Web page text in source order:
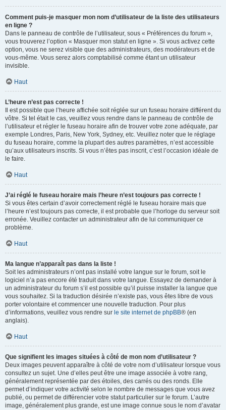
Comment puis-je masquer mon nom d’utilisateur de la liste des utilisateurs
en ligne ?
Dans le panneau de contrôle de l’utilisateur, sous « Préférences du forum »,
vous trouverez l’option « Masquer mon statut en ligne ». Si vous activez cette
option, vous ne serez visible que des administrateurs, des modérateurs et de
vous-même. Vous serez alors comptabilisé comme étant un utilisateur
invisible.
Haut
L’heure n’est pas correcte !
Il est possible que l’heure affichée soit réglée sur un fuseau horaire différent du
vôtre. Si tel était le cas, veuillez vous rendre dans le panneau de contrôle de
l’utilisateur et régler le fuseau horaire afin de trouver votre zone adéquate, par
exemple Londres, Paris, New York, Sydney, etc. Veuillez noter que le réglage
du fuseau horaire, comme la plupart des autres paramètres, n’est accessible
qu’aux utilisateurs inscrits. Si vous n’êtes pas inscrit, c’est l’occasion idéale de
le faire.
Haut
J’ai réglé le fuseau horaire mais l’heure n’est toujours pas correcte !
Si vous êtes certain d’avoir correctement réglé le fuseau horaire mais que
l’heure n’est toujours pas correcte, il est probable que l’horloge du serveur soit
erronée. Veuillez contacter un administrateur afin de lui communiquer ce
problème.
Haut
Ma langue n’apparaît pas dans la liste !
Soit les administrateurs n’ont pas installé votre langue sur le forum, soit le
logiciel n’a pas encore été traduit dans votre langue. Essayez de demander à
un administrateur du forum s’il est possible qu’il puisse installer la langue que
vous souhaitez. Si la traduction désirée n’existe pas, vous êtes libre de vous
porter volontaire et commencer une nouvelle traduction. Pour plus
d’informations, veuillez vous rendre sur le site internet de phpBB® (en
anglais).
Haut
Que signifient les images situées à côté de mon nom d’utilisateur ?
Deux images peuvent apparaître à côté de votre nom d’utilisateur lorsque vous
consultez un sujet. Une d’elles peut être une image associée à votre rang,
généralement représentée par des étoiles, des carrés ou des ronds. Elle
permet d’indiquer votre activité selon le nombre de messages que vous avez
publié, ou permet de différencier votre statut particulier sur le forum. L’autre
image, généralement plus grande, est une image connue sous le nom d’avatar